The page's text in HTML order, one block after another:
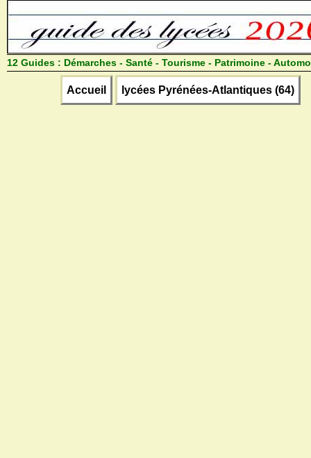
12 Guides : Démarches - Santé - Tourisme - Patrimoine -
Accueil lycées Pyrénées-Atlantiques (64)